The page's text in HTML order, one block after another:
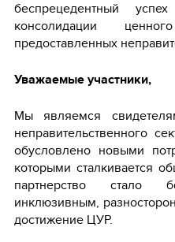
беспрецедентный
консолидации
предоставленных
Уважаемые участники,
Мы являемся
неправительственного
обусловлено новыми
которыми сталкивается
партнерство стало
инклюзивным,
достижение ЦУР.